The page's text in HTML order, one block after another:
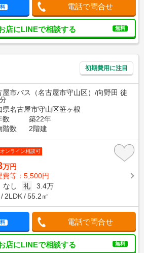
電話で問合せ
店にLINEで相談する 無料
初期費用に注目
屋市バス（名古屋市守山区）/向野田 徒
県名古屋市守山区笹ヶ根
数
築22年
階数
2階建
ンライン相談可
万円
費等：5,500円
なし 礼
3.4万
2LDK 55.2㎡
電話で問合せ
店にLINEで相談する 無料